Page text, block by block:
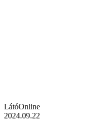
LátóOnline
2024.09.22